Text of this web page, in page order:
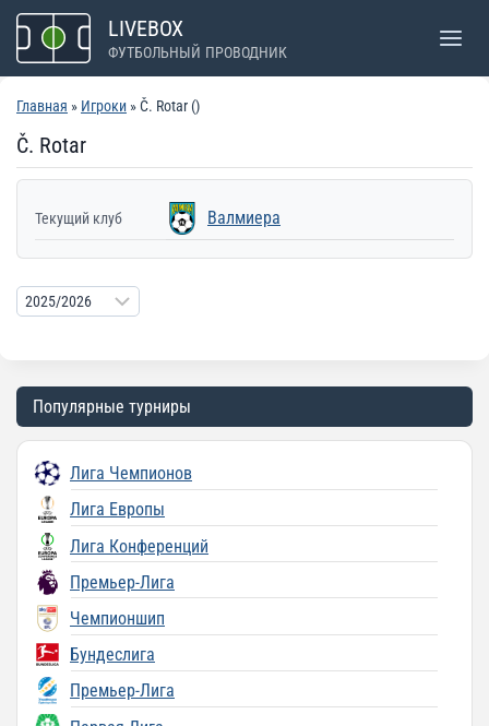
Перейти
содержимому
LIVEBOX
ФУТБОЛЬНЫЙ ПРОВОДНИК
Главная » Игроки » Č. Rotar ()
Č. Rotar
Текущий клуб Валмиера
Популярные турниры
Лига Чемпионов
Лига Европы
Лига Конференций
Премьер-Лига
Чемпионшип
Бундеслига
Премьер-Лига